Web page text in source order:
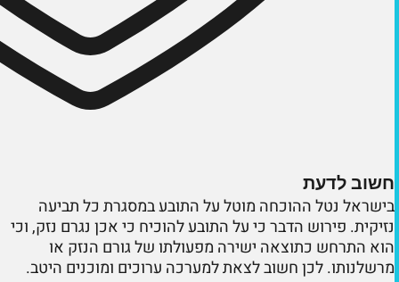
חשוב לדעת
בישראל נטל ההוכחה מוטל על התובע במסגרת כל תביעה
נזיקית. פירוש הדבר כי על התובע להוכיח כי אכן נגרם נזק, וכי
הוא התרחש כתוצאה ישירה מפעולתו של גורם הנזק או
מרשלנותו. לכן חשוב לצאת למערכה ערוכים ומוכנים היטב.